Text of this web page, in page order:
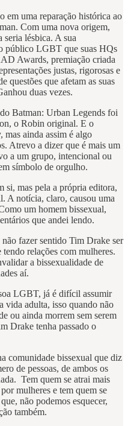
em uma reparação histórica ao
Com uma nova origem,
seria lésbica. A sua
público LGBT que suas HQs
Awards, premiação criada
justas, rigorosas e
questões que afetam as suas
duas vezes.
Batman: Urban Legends foi
o Robin original. E o
mas ainda assim é algo
Atrevo a dizer que é mais um
a um grupo, intencional ou
símbolo de orgulho.
si, mas pela a própria editora,
A notícia, claro, causou uma
um homem bissexual,
que andei lendo.
fazer sentido Tim Drake ser
relações com mulheres.
a bissexualidade de
aí.
LGBT, já é difícil assumir
vida adulta, isso quando não
ou ainda morrem sem serem
Drake tenha passado o
comunidade bissexual que diz
de pessoas, de ambos os
Tem quem se atrai mais
mulheres e tem quem se
não podemos esquecer,
também.